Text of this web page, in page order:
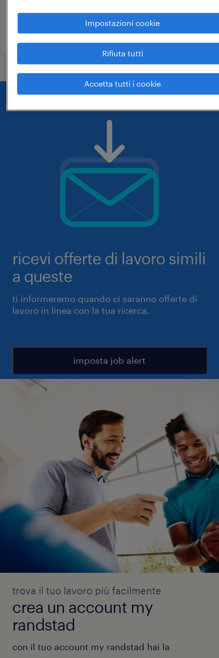
22.000 € - 28.000 € annuale
30 luglio 2026
ricevi offerte di lavoro simili
a queste
ti informeremo quando ci saranno offerte di
lavoro in linea con la tua ricerca.
imposta job alert
trova il tuo lavoro più facilmente
crea un account my
randstad
con il tuo account my randstad hai la
Impostazioni cookie
Rifiuta tutti
Accetta tutti i cookie